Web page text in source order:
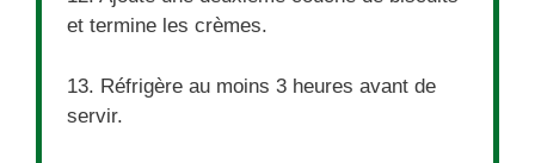
et termine les crèmes.
13. Réfrigère au moins 3 heures avant de
servir.